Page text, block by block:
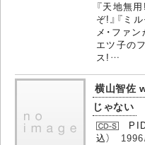
『天地無
ぞ!』『ミ
メ・ファ
エツ子の
ス!…
横山智佐
じゃない
込）